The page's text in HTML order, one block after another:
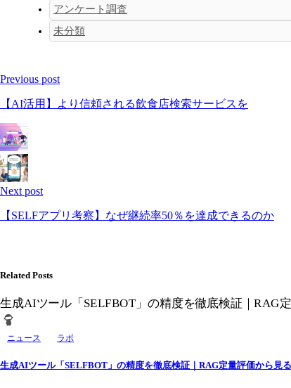
アンケート調査
未分類
Previous post
【AI活用】より信頼される飲食店検索サービスを
Next post
【SELFアプリ考察】なぜ継続率50％を達成できるのか
Related Posts
ニュース ラボ
生成AIツール「SELFBOT」の精度を徹底検証｜RAG定量評価から見